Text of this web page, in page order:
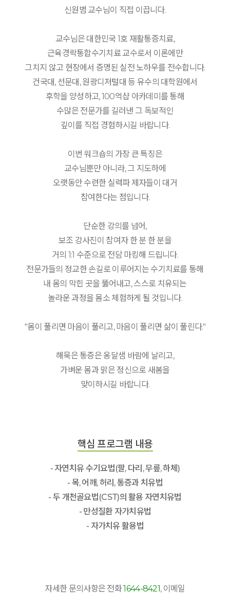
신원범 교수님이 직접 이끕니다.
교수님은 대한민국 1호 재활통증치료,
근육경락통합수기치료 교수로서 이론에만
그치지 않고 현장에서 증명된 실전 노하우를 전수합니다.
건국대, 선문대, 원광디저털대 등 유수의 대학원에서
후학을 양성하고, 100억샵 아카데미를 통해
수많은 전문가를 길러낸 그 독보적인
깊이를 직접 경험하시길 바랍니다.
이번 워크숍의 가장 큰 특징은
교수님뿐만 아니라, 그 지도하에
오랫동안 수련한 실력파 제자들이 대거
참여한다는 점입니다.
단순한 강의를 넘어,
보조 강사진이 참여자 한 분 한 분을
거의 1:1 수준으로 전담 마킹해 드립니다.
전문가들의 정교한 손길로 이루어지는 수기치료를 통해
내 몸의 막힌 곳을 뚫어내고, 스스로 치유되는
놀라운 과정을 몸소 체험하게 될 것입니다.
"몸이 풀리면 마음이 풀리고, 마음이 풀리면 삶이 풀린다."
해묵은 통증은 옹달샘 바람에 날리고,
가벼운 몸과 맑은 정신으로 새봄을
맞이하시길 바랍니다.
핵심 프로그램 내용
- 자연치유 수기요법(팔, 다리, 무릎, 하체)
- 목, 어깨, 허리, 통증과 치유법
- 두 개천골요법(CST)의 활용 자연치유법
- 만성질환 자가치유법
- 자가치유 활용법
자세한 문의사항은 전화1644-8421, 이메일